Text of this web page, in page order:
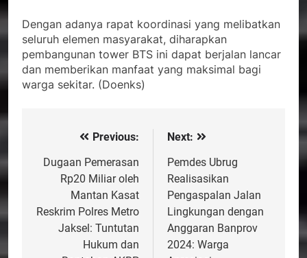
Dengan adanya rapat koordinasi yang melibatkan
seluruh elemen masyarakat, diharapkan
pembangunan tower BTS ini dapat berjalan lancar
dan memberikan manfaat yang maksimal bagi
warga sekitar. (Doenks)
Navigasi
pos
Previous:
Dugaan Pemerasan
Rp20 Miliar oleh
Mantan Kasat
Reskrim Polres Metro
Jaksel: Tuntutan
Hukum dan
Next:
Pemdes Ubrug
Realisasikan
Pengaspalan Jalan
Lingkungan dengan
Anggaran Banprov
2024: Warga